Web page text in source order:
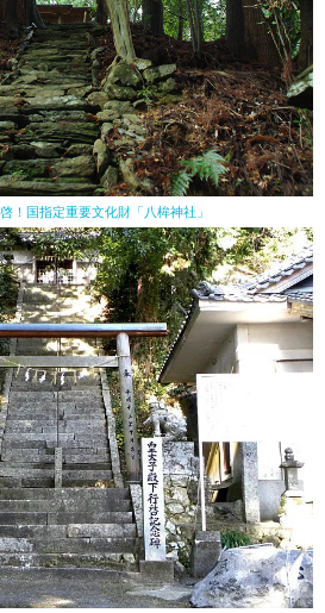
！国指定重要文化財「八桙神社」